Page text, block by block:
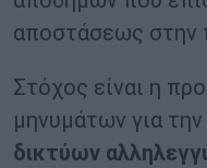
αποστάσεως στην
Στόχος είναι η
μηνυμάτων για
δικτύων